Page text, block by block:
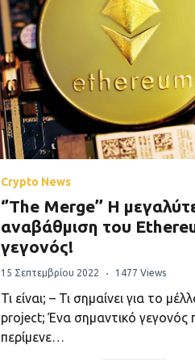
Crypto News
‘’The Merge’’ Η
αναβάθμιση του
γεγονός!
15 Σεπτεμβρίου 2022 1477 Views
Τι είναι; – Τι σημαίνει για το
project; Ένα σημαντικό γεγονός
περίμενε…